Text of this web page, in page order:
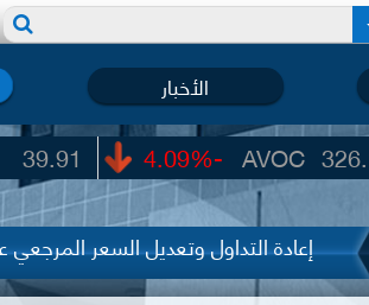
الأخبار
326.14
AVOC
-4.09%
إعادة التداول وتعديل السعر